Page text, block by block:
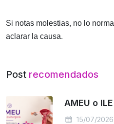
Si notas molestias, no lo
aclarar la causa.
Post recomendados
AMEU o
15/07/2026